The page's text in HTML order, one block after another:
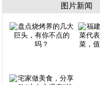
图片新闻